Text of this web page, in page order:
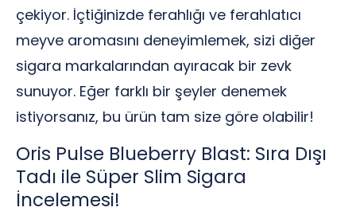
çekiyor. İçtiğinizde ferahlığı ve ferahlatıcı
meyve aromasını deneyimlemek, sizi diğer
sigara markalarından ayıracak bir zevk
sunuyor. Eğer farklı bir şeyler denemek
istiyorsanız, bu ürün tam size göre olabilir!
Oris Pulse Blueberry Blast: Sıra Dışı
Tadı ile Süper Slim Sigara
İncelemesi!